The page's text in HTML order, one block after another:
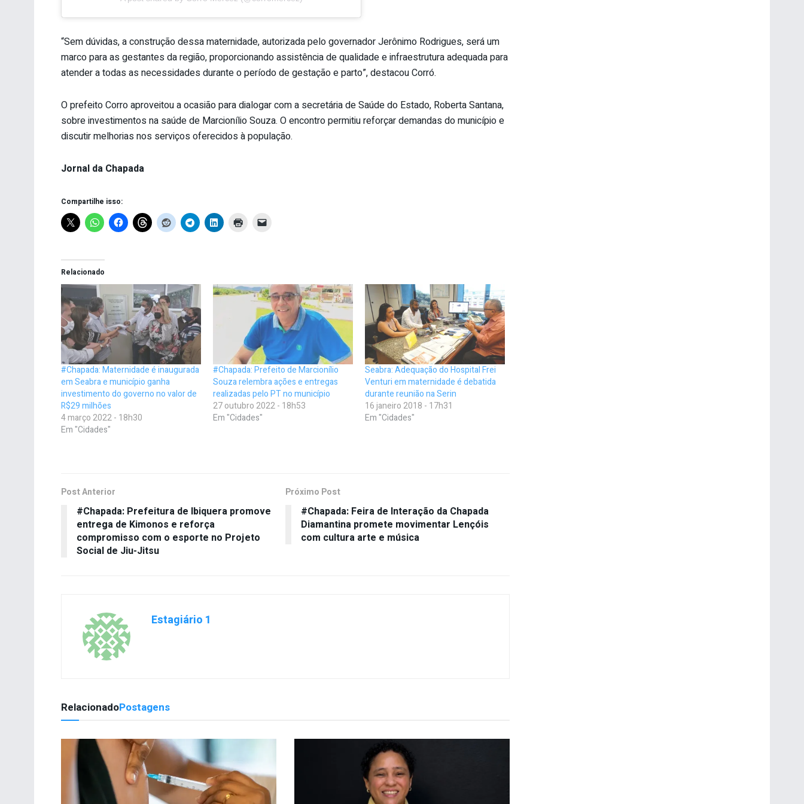
“Sem dúvidas, a construção dessa maternidade, autorizada pelo governador Jerônimo Rodrigues, será um
marco para as gestantes da região, proporcionando assistência de qualidade e infraestrutura adequada para
atender a todas as necessidades durante o período de gestação e parto”, destacou Corró.
O prefeito Corro aproveitou a ocasião para dialogar com a secretária de Saúde do Estado, Roberta Santana,
sobre investimentos na saúde de Marcionílio Souza. O encontro permitiu reforçar demandas do município e
discutir melhorias nos serviços oferecidos à população.
Jornal da Chapada
Compartilhe isso:
Relacionado
#Chapada: Maternidade é inaugurada
em Seabra e município ganha
investimento do governo no valor de
R$29 milhões
4 março 2022 - 18h30
Em "Cidades"
#Chapada: Prefeito de Marcionílio
Souza relembra ações e entregas
realizadas pelo PT no município
27 outubro 2022 - 18h53
Em "Cidades"
Seabra: Adequação do Hospital Frei
Venturi em maternidade é debatida
durante reunião na Serin
16 janeiro 2018 - 17h31
Em "Cidades"
Post Anterior
#Chapada: Prefeitura de Ibiquera promove
entrega de Kimonos e reforça
compromisso com o esporte no Projeto
Social de Jiu-Jitsu
Próximo Post
#Chapada: Feira de Interação da Chapada
Diamantina promete movimentar Lençóis
com cultura arte e música
Estagiário 1
RelacionadoPostagens